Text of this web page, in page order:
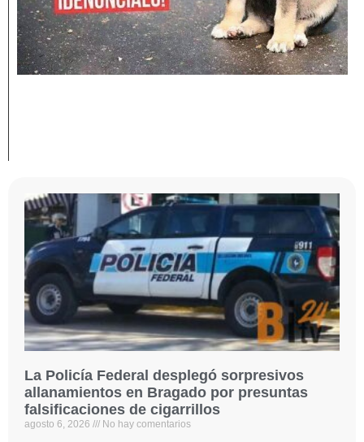
La Policía Federal desplegó sorpresivos
allanamientos en Bragado por presuntas
falsificaciones de cigarrillos
agosto 6, 2026 No hay comentarios